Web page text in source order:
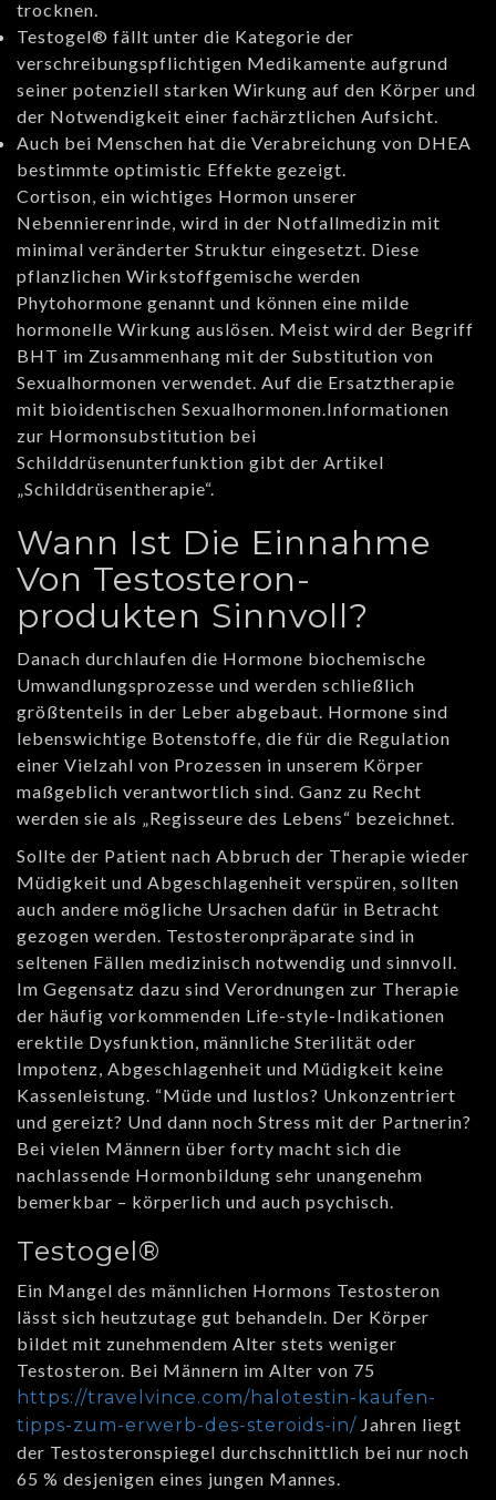
trocknen.
Testogel® fällt unter die Kategorie der
verschreibungspflichtigen Medikamente aufgrund
seiner potenziell starken Wirkung auf den Körper und
der Notwendigkeit einer fachärztlichen Aufsicht.
Auch bei Menschen hat die Verabreichung von DHEA
bestimmte optimistic Effekte gezeigt.
Cortison, ein wichtiges Hormon unserer
Nebennierenrinde, wird in der Notfallmedizin mit
minimal veränderter Struktur eingesetzt. Diese
pflanzlichen Wirkstoffgemische werden
Phytohormone genannt und können eine milde
hormonelle Wirkung auslösen. Meist wird der Begriff
BHT im Zusammenhang mit der Substitution von
Sexualhormonen verwendet. Auf die Ersatztherapie
mit bioidentischen Sexualhormonen.Informationen
zur Hormonsubstitution bei
Schilddrüsenunterfunktion gibt der Artikel
„Schilddrüsentherapie“.
Wann Ist Die Einnahme
Von Testosteron-
produkten Sinnvoll?
Danach durchlaufen die Hormone biochemische
Umwandlungsprozesse und werden schließlich
größtenteils in der Leber abgebaut. Hormone sind
lebenswichtige Botenstoffe, die für die Regulation
einer Vielzahl von Prozessen in unserem Körper
maßgeblich verantwortlich sind. Ganz zu Recht
werden sie als „Regisseure des Lebens“ bezeichnet.
Sollte der Patient nach Abbruch der Therapie wieder
Müdigkeit und Abgeschlagenheit verspüren, sollten
auch andere mögliche Ursachen dafür in Betracht
gezogen werden. Testosteronpräparate sind in
seltenen Fällen medizinisch notwendig und sinnvoll.
Im Gegensatz dazu sind Verordnungen zur Therapie
der häufig vorkommenden Life-style-Indikationen
erektile Dysfunktion, männliche Sterilität oder
Impotenz, Abgeschlagenheit und Müdigkeit keine
Kassenleistung. “Müde und lustlos? Unkonzentriert
und gereizt? Und dann noch Stress mit der Partnerin?
Bei vielen Männern über forty macht sich die
nachlassende Hormonbildung sehr unangenehm
bemerkbar – körperlich und auch psychisch.
Testogel®
Ein Mangel des männlichen Hormons Testosteron
lässt sich heutzutage gut behandeln. Der Körper
bildet mit zunehmendem Alter stets weniger
Testosteron. Bei Männern im Alter von 75
https://travelvince.com/halotestin-kaufen-
tipps-zum-erwerb-des-steroids-in/ Jahren liegt
der Testosteronspiegel durchschnittlich bei nur noch
65 % desjenigen eines jungen Mannes.